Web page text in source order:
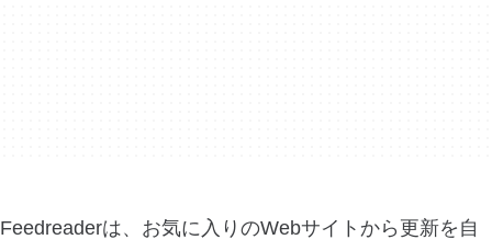
Feedreaderは、お気に入りのWebサイトから更新を自